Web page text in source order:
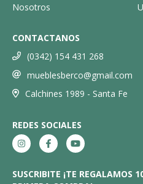
Nosotros
CONTACTANOS
(0342) 154 431 268
mueblesberco@gmail.com
Calchines 1989 - Santa Fe
REDES SOCIALES
SUSCRIBITE ¡TE REGALAMOS